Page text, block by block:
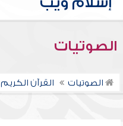
الصوتيات
الصوتيات القرآن الكريم